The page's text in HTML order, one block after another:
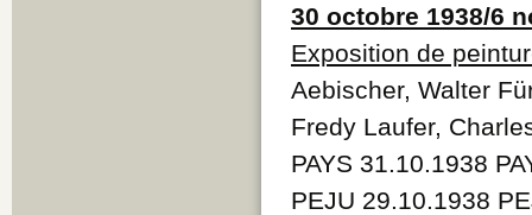
30 octobre 1938/6
Exposition de
Aebischer, Walter
Fredy Laufer,
PAYS 31.10.1938
PEJU 29.10.1938